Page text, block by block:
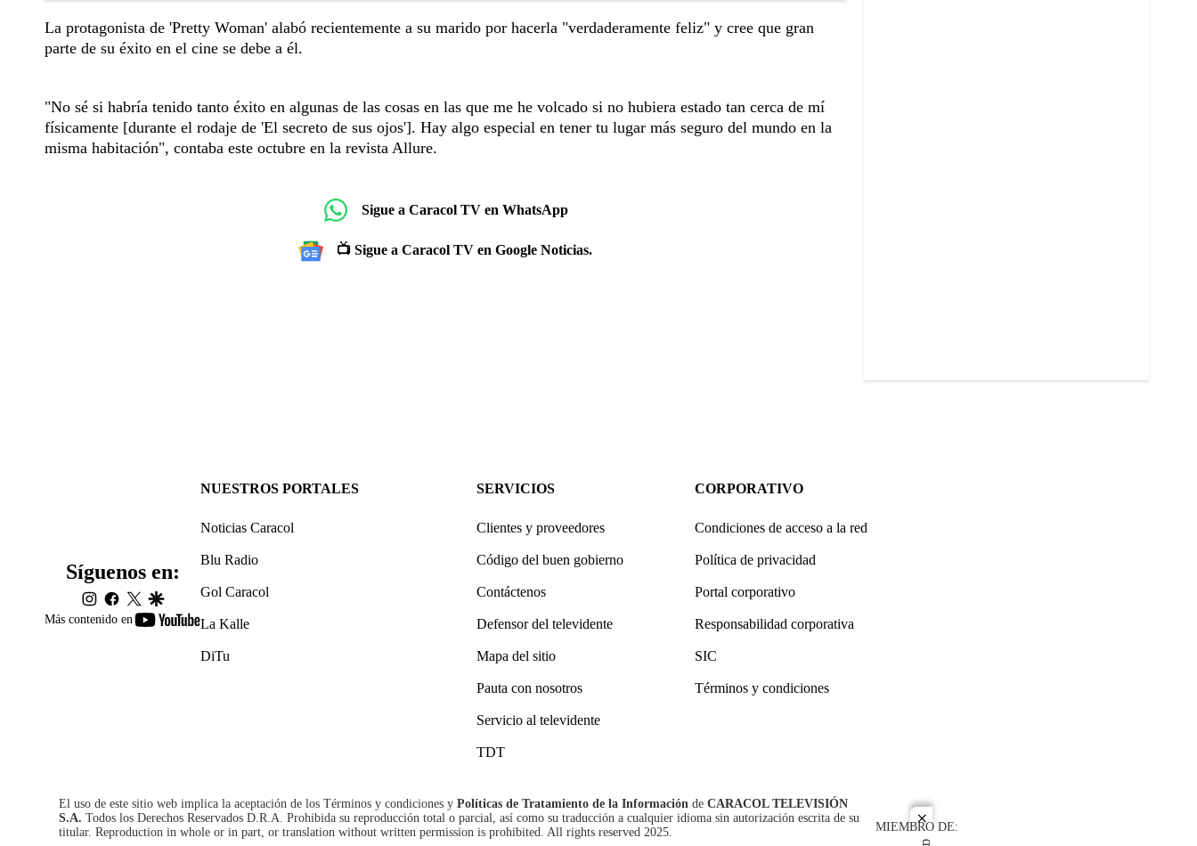
close
La protagonista de 'Pretty Woman' alabó recientemente a su marido por hacerla "verdaderamente feliz" y cree que gran
parte de su éxito en el cine se debe a él.
"No sé si habría tenido tanto éxito en algunas de las cosas en las que me he volcado si no hubiera estado tan cerca de mí
físicamente [durante el rodaje de 'El secreto de sus ojos']. Hay algo especial en tener tu lugar más seguro del mundo en la
misma habitación", contaba este octubre en la revista Allure.
Sigue a Caracol TV en WhatsApp
📺 Sigue a Caracol TV en Google Noticias.
Más contenido en
youtube-
Síguenos en:
instagram
facebook
twittergoogle
NUESTROS PORTALES
Noticias Caracol
Blu Radio
Gol Caracol
La Kalle
DiTu
SERVICIOS
Clientes y proveedores
Código del buen gobierno
Contáctenos
Defensor del televidente
Mapa del sitio
Pauta con nosotros
Servicio al televidente
TDT
CORPORATIVO
Condiciones de acceso a la red
Política de privacidad
Portal corporativo
Responsabilidad corporativa
SIC
Términos y condiciones
El uso de este sitio web implica la aceptación de los Términos y condiciones y Políticas de Tratamiento de la Información de CARACOL TELEVISIÓN
S.A. Todos los Derechos Reservados D.R.A. Prohibida su reproducción total o parcial, así como su traducción a cualquier idioma sin autorización escrita de su
titular. Reproduction in whole or in part, or translation without written permission is prohibited. All rights reserved 2025.
MIEMBRO DE: